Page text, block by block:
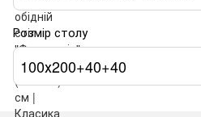
Розмір столу
100х200+40+40